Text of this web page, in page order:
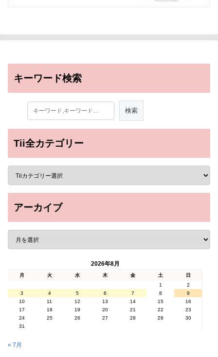
キーワード検索
Tii全カテゴリー
アーカイブ
2026年8月
月 火 水 木 金 土
日
1
2
3
4 5 6 7 8
9
10
11 12 13 14 15
16
17
18 19 20 21 22
23
24
25 26 27 28 29
30
31
« 7月